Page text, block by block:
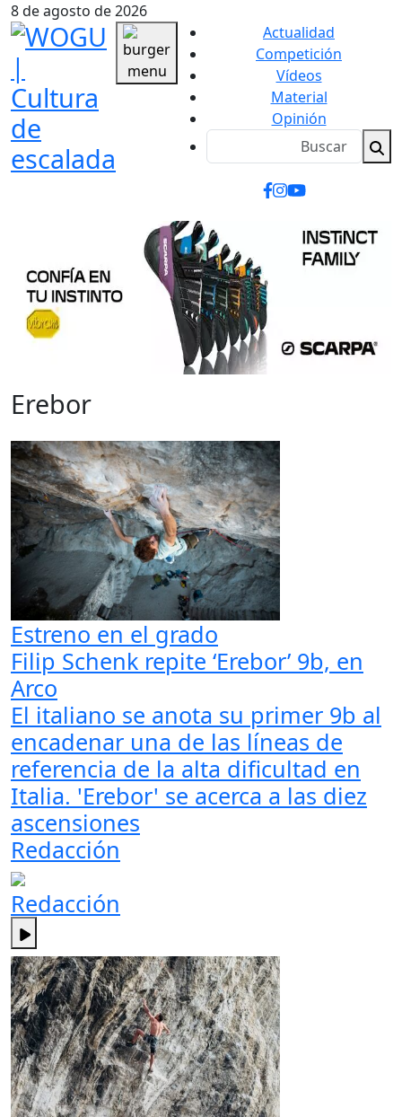
8 de agosto de 2026
Actualidad
Competición
Vídeos
Material
Opinión
Erebor
Estreno en el grado
Filip Schenk repite ‘Erebor’ 9b, en
Arco
El italiano se anota su primer 9b al
encadenar una de las líneas de
referencia de la alta dificultad en
Italia. 'Erebor' se acerca a las diez
ascensiones
Redacción
Redacción